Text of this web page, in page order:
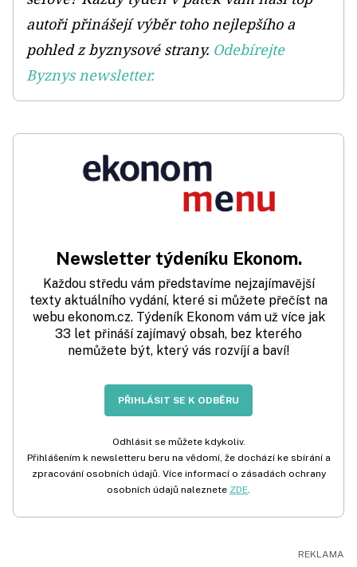
autoři přinášejí výběr toho nejlepšího a
pohled z byznysové strany. Odebírejte
Byznys newsletter.
Newsletter týdeníku Ekonom.
Každou středu vám představíme nejzajímavější
texty aktuálního vydání, které si můžete přečíst na
webu ekonom.cz. Týdeník Ekonom vám už více jak
33 let přináší zajímavý obsah, bez kterého
nemůžete být, který vás rozvíjí a baví!
PŘIHLÁSIT SE K ODBĚRU
Odhlásit se můžete kdykoliv.
Přihlášením k newsletteru beru na vědomí, že dochází ke sbírání a
zpracování osobních údajů. Více informací o zásadách ochrany
osobních údajů naleznete ZDE.